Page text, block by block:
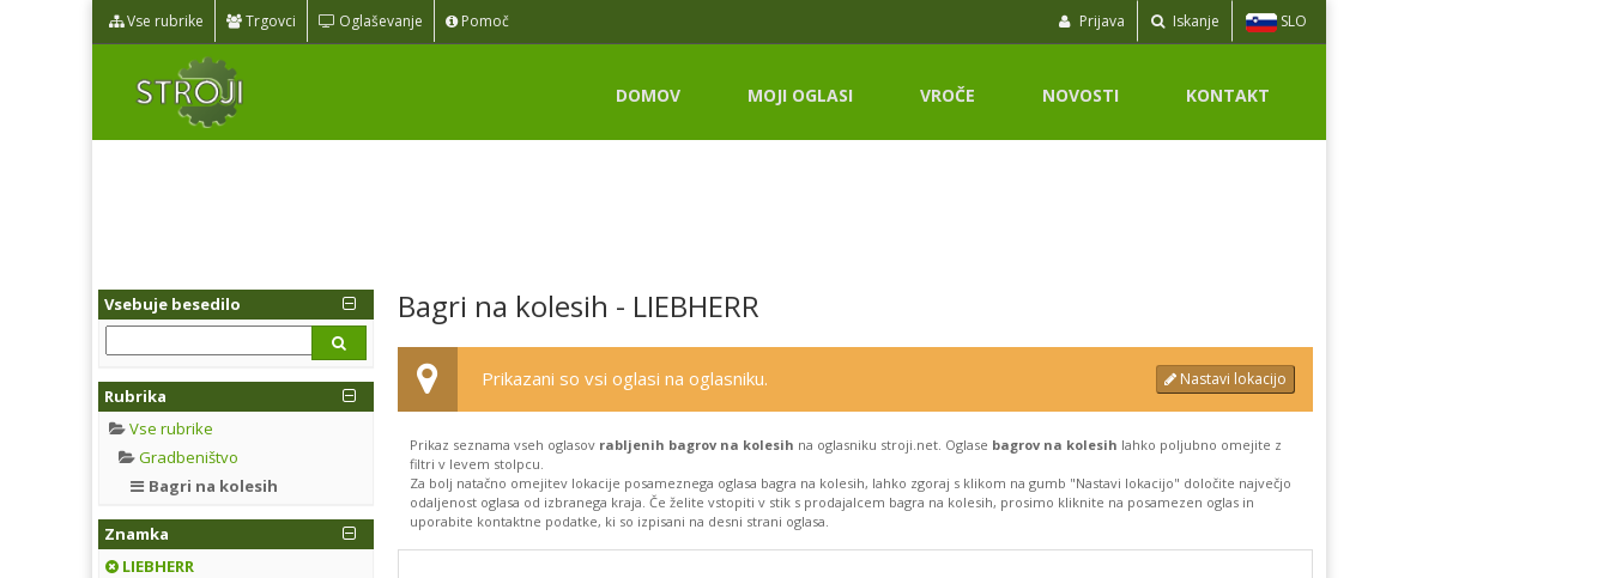
Vse rubrike Trgovci Oglaševanje Pomoč Prijava Iskanje SLO
DOMOV MOJI OGLASI VROČE NOVOSTI KONTAKT
Vsebuje besedilo
Rubrika
Vse rubrike
Gradbeništvo
Bagri na kolesih
Znamka
LIEBHERR
Bagri na kolesih - LIEBHERR
Prikazani so vsi oglasi na oglasniku. Nastavi lokacijo
Prikaz seznama vseh oglasov rabljenih bagrov na kolesih na oglasniku stroji.net. Oglase bagrov na kolesih lahko poljubno omejite z
filtri v levem stolpcu.
Za bolj natačno omejitev lokacije posameznega oglasa bagra na kolesih, lahko zgoraj s klikom na gumb "Nastavi lokacijo" določite največjo
odaljenost oglasa od izbranega kraja. Če želite vstopiti v stik s prodajalcem bagra na kolesih, prosimo kliknite na posamezen oglas in
uporabite kontaktne podatke, ki so izpisani na desni strani oglasa.